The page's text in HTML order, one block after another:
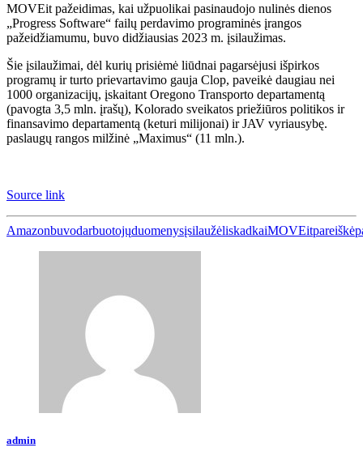
MOVEit pažeidimas, kai užpuolikai pasinaudojo nulinės dienos
„Progress Software“ failų perdavimo programinės įrangos
pažeidžiamumu, buvo didžiausias 2023 m. įsilaužimas.
Šie įsilaužimai, dėl kurių prisiėmė liūdnai pagarsėjusi išpirkos
programų ir turto prievartavimo gauja Clop, paveikė daugiau nei
1000 organizacijų, įskaitant Oregono Transporto departamentą
(pavogta 3,5 mln. įrašų), Kolorado sveikatos priežiūros politikos ir
finansavimo departamentą (keturi milijonai) ir JAV vyriausybę.
paslaugų rangos milžinė „Maximus“ (11 mln.).
Source link
AmazonbuvodarbuotojųduomenysįsilaužėliskadkaiMOVEitpareiškė
admin